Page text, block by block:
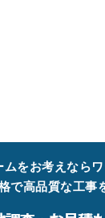
をお考えならワ
で高品質な工事